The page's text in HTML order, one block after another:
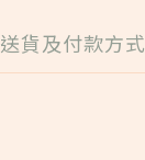
送貨及付款方式